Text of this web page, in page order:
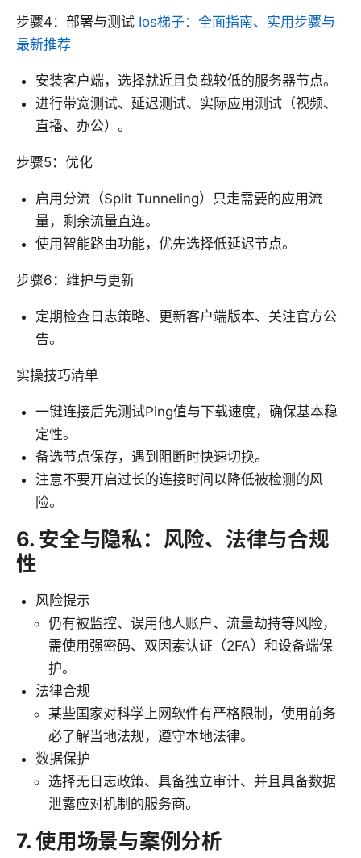
步骤4：部署与测试 Ios梯子：全面指南、实用步骤与
最新推荐
安装客户端，选择就近且负载较低的服务器节点。
进行带宽测试、延迟测试、实际应用测试（视频、
直播、办公）。
步骤5：优化
启用分流（Split Tunneling）只走需要的应用流
量，剩余流量直连。
使用智能路由功能，优先选择低延迟节点。
步骤6：维护与更新
定期检查日志策略、更新客户端版本、关注官方公
告。
实操技巧清单
一键连接后先测试Ping值与下载速度，确保基本稳
定性。
备选节点保存，遇到阻断时快速切换。
注意不要开启过长的连接时间以降低被检测的风
险。
6. 安全与隐私：风险、法律与合规
性
风险提示
仍有被监控、误用他人账户、流量劫持等风险，
需使用强密码、双因素认证（2FA）和设备端保
护。
法律合规
某些国家对科学上网软件有严格限制，使用前务
必了解当地法规，遵守本地法律。
数据保护
选择无日志政策、具备独立审计、并且具备数据
泄露应对机制的服务商。
7. 使用场景与案例分析